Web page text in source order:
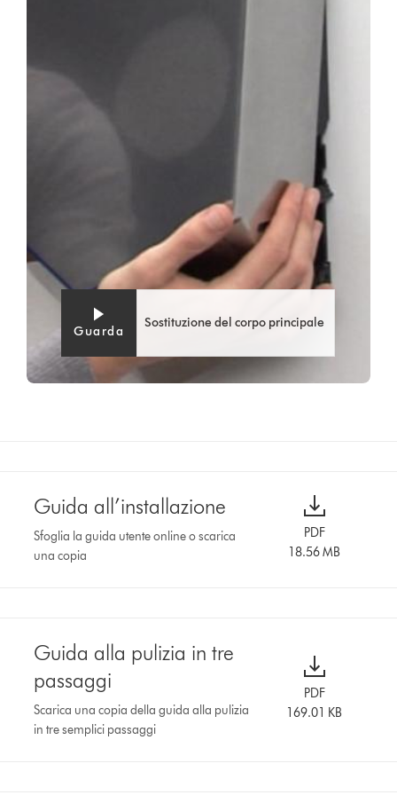
Guarda
Sostituzione del corpo principale
Guida all’installazione
Sfoglia la guida utente online o scarica
una copia
PDF
18.56 MB
Guida alla pulizia in tre
passaggi
Scarica una copia della guida alla pulizia
in tre semplici passaggi
PDF
169.01 KB